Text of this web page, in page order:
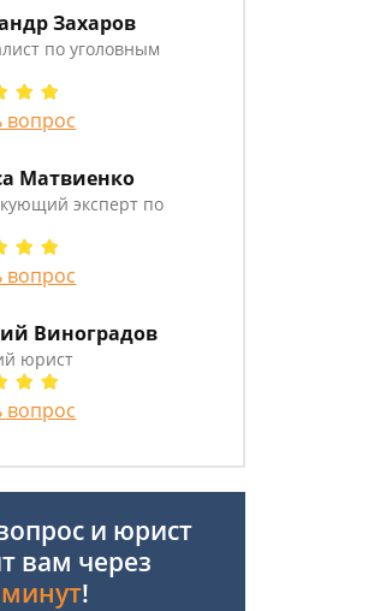
Захаров
по уголовным
вопрос
Матвиенко
эксперт по
вопрос
Виноградов
юрист
вопрос
и юрист
вам через
!